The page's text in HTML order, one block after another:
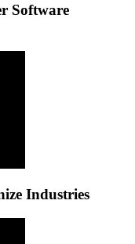
Software
Industries